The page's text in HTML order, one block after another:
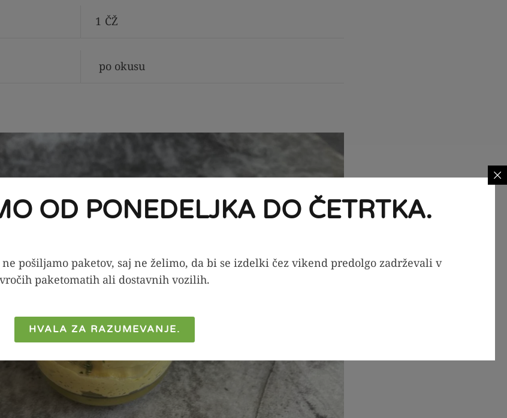
1 ČŽ
po okusu
OD PONEDELJKA DO ČETRTKA.
pošiljamo paketov, saj ne želimo, da bi se izdelki čez vikend predolgo zadrževali v
vročih paketomatih ali dostavnih vozilih.
HVALA ZA RAZUMEVANJE.